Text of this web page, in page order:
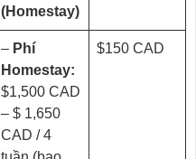
(Homestay)
– Phí
Homestay:
$1,500 CAD
– $ 1,650
CAD / 4
$150 CAD